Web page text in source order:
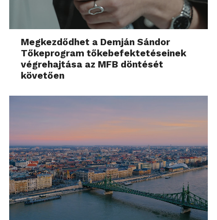
Megkezdődhet a Demján Sándor
Tőkeprogram tőkebefektetéseinek
végrehajtása az MFB döntését
követően